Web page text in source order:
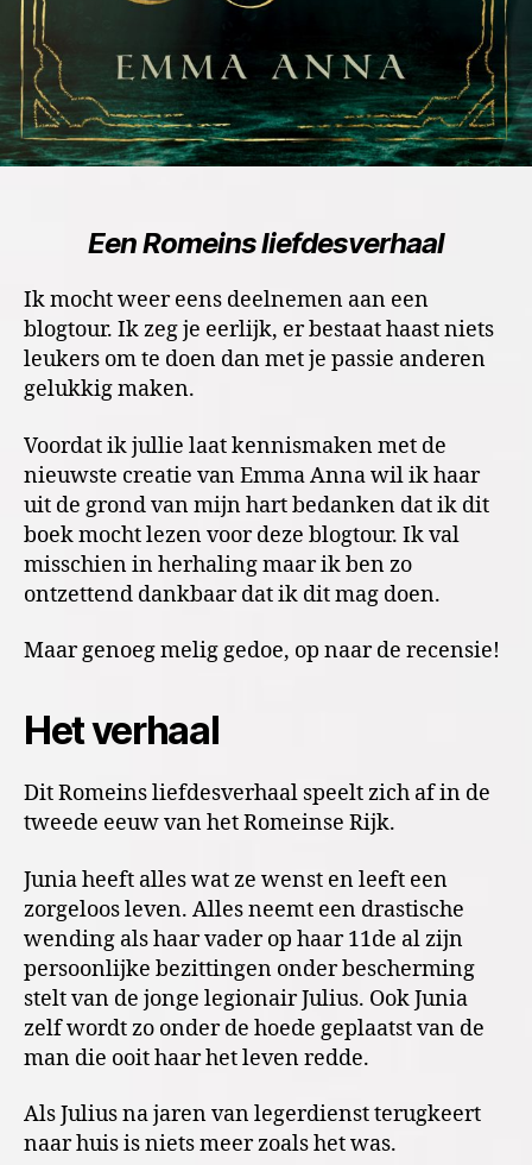
Een Romeins liefdesverhaal
Ik mocht weer eens deelnemen aan een
blogtour. Ik zeg je eerlijk, er bestaat haast niets
leukers om te doen dan met je passie anderen
gelukkig maken.
Voordat ik jullie laat kennismaken met de
nieuwste creatie van Emma Anna wil ik haar
uit de grond van mijn hart bedanken dat ik dit
boek mocht lezen voor deze blogtour. Ik val
misschien in herhaling maar ik ben zo
ontzettend dankbaar dat ik dit mag doen.
Maar genoeg melig gedoe, op naar de recensie!
Het verhaal
Dit Romeins liefdesverhaal speelt zich af in de
tweede eeuw van het Romeinse Rijk.
Junia heeft alles wat ze wenst en leeft een
zorgeloos leven. Alles neemt een drastische
wending als haar vader op haar 11de al zijn
persoonlijke bezittingen onder bescherming
stelt van de jonge legionair Julius. Ook Junia
zelf wordt zo onder de hoede geplaatst van de
man die ooit haar het leven redde.
Als Julius na jaren van legerdienst terugkeert
naar huis is niets meer zoals het was.